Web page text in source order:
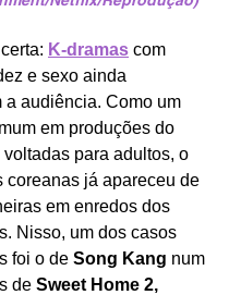
K-dramas com
e sexo ainda
a audiência. Como um
em produções do
voltadas para adultos, o
coreanas já apareceu de
em enredos dos
Nisso, um dos casos
foi o de Song Kang num
de Sweet Home 2,